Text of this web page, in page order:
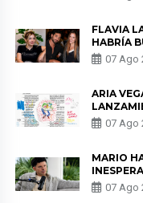
DE
FLAVIA
HABRÍA
HEREDIA
DE LAS
07 Ago
ARIA
07 Ago
MARIO
SALUD
KORINA:
07 Ago